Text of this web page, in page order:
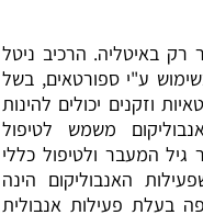
רק באיטליה. הרכיב ניטל
ע"י ספורטאים, בשל
וזקנים יכולים להינות
משמש לטיפול
גיל המעבר ולטיפול כללי
האנבוליקום הינה
בעלת פעילות אנבולית